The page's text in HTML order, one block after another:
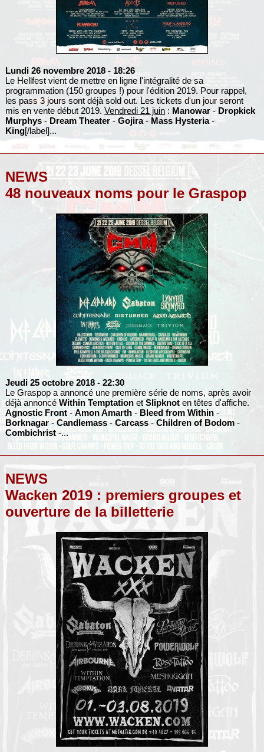
Lundi 26 novembre 2018 - 18:26
Le Hellfest vient de mettre en ligne l'intégralité de sa
programmation (150 groupes !) pour l'édition 2019. Pour rappel,
les pass 3 jours sont déjà sold out. Les tickets d'un jour seront
mis en vente début 2019. Vendredi 21 juin: Manowar- Dropkick
Murphys- Dream Theater- Gojira- Mass Hysteria-
King[/label]...
NEWS
48 nouveaux noms pour le Graspop
Jeudi 25 octobre 2018 - 22:30
Le Graspop a annoncé une première série de noms, après avoir
déjà annoncé Within Temptationet Slipknoten têtes d'affiche.
Agnostic Front- Amon Amarth- Bleed from Within-
Borknagar- Candlemass- Carcass- Children of Bodom-
Combichrist-...
NEWS
Wacken 2019 : premiers groupes et
ouverture de la billetterie